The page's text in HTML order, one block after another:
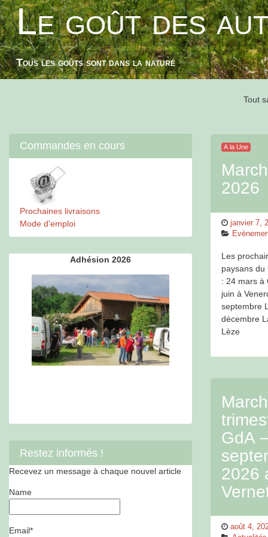
Skip
to
contentLe goût des
Tous les goûts sont dans la nature
Tout
Commandes en cours
Prochaines livraisons
Mode d'emploi
Adhésion 2026
Restez informés !
Recevez un message à chaque nouvel article
Name
Email*
A la Une
2026
Posted
on
janvier 7,
Categories
Les
paysans du
: 24 mars à
juin à
septembre
décembre
Lèze
GdA
2026
Posted
août 4,